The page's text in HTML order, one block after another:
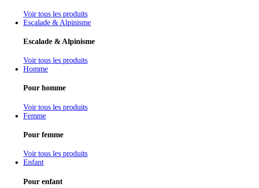
Voir tous les produits
Escalade & Alpinisme
Escalade & Alpinisme
Voir tous les produits
Homme
Pour homme
Voir tous les produits
Femme
Pour femme
Voir tous les produits
Enfant
Pour enfant